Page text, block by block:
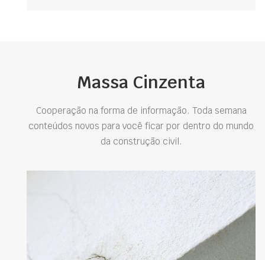
Massa Cinzenta
Cooperação na forma de informação. Toda semana
conteúdos novos para você ficar por dentro do mundo
da construção civil.